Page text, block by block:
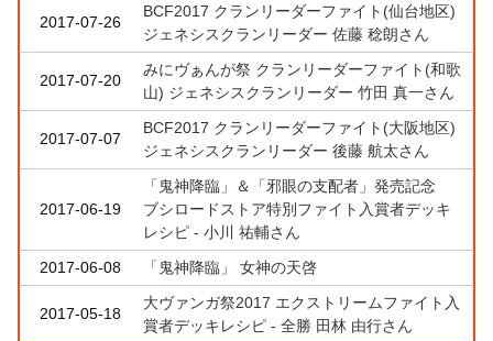
2017-07-26
BCF2017 クランリーダーファイト(仙台地区)
ジェネシスクランリーダー 佐藤 稔朗さん
2017-07-20
みにヴぁんが祭 クランリーダーファイト(和歌
山) ジェネシスクランリーダー 竹田 真一さん
2017-07-07
BCF2017 クランリーダーファイト(大阪地区)
ジェネシスクランリーダー 後藤 航太さん
2017-06-19
「鬼神降臨」＆「邪眼の支配者」発売記念
ブシロードストア特別ファイト入賞者デッキ
レシピ - 小川 祐輔さん
2017-06-08
「鬼神降臨」 女神の天啓
2017-05-18
大ヴァンガ祭2017 エクストリームファイト入
賞者デッキレシピ - 全勝 田林 由行さん